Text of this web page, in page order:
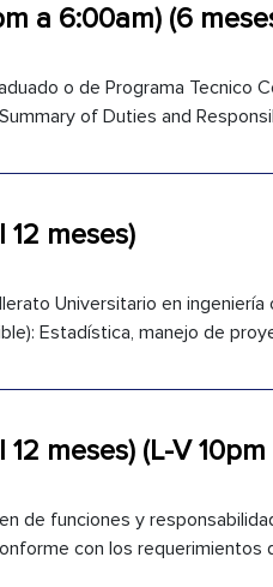
a 6:00am) (6
o de Programa Tecnico
of Duties and
12 meses)
Universitario en
Estadística, manejo de
meses) (L-V
de funciones y
con los requerimientos